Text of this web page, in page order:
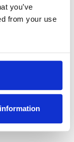
you’ve
from your use
zubereitete
und ist
Kette für
„THE HOME